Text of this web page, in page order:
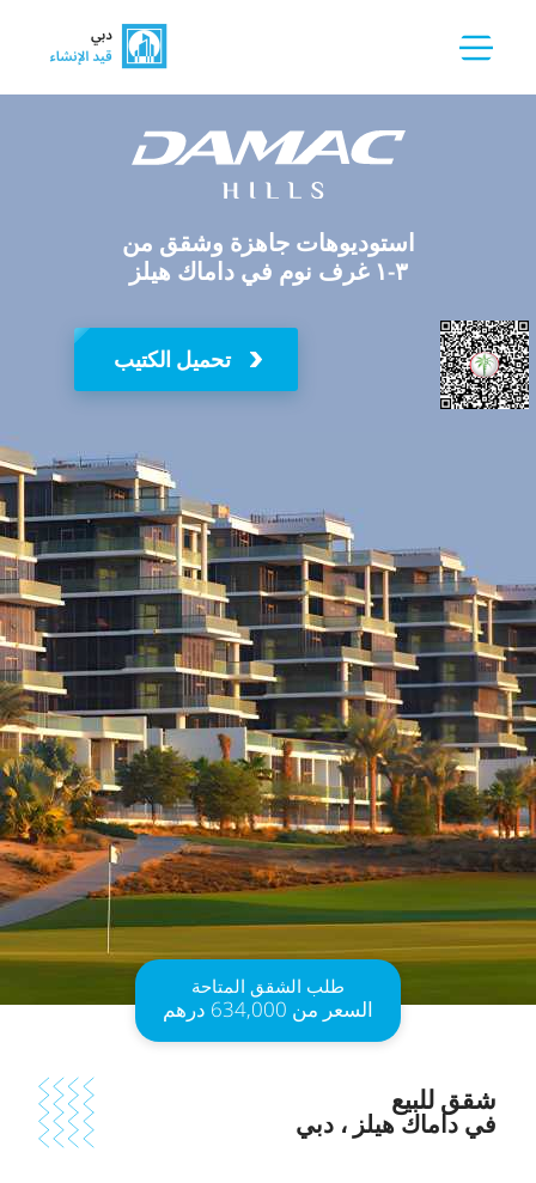
استوديوهات جاهزة وشقق من
۱-۳ غرف نوم في داماك هيلز
تحميل الكتيب
طلب الشقق المتاحة
السعر من 634,000 درهم
شقق للبيع
في داماك هيلز ، دبي